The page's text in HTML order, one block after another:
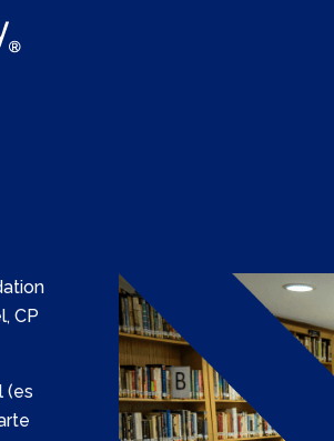
CP
(es